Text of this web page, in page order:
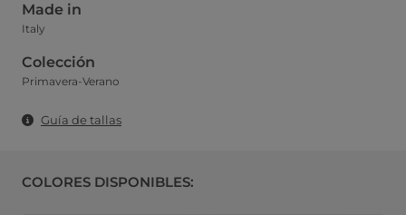
Made in
Italy
Colección
Primavera-Verano
Guía de tallas
COLORES DISPONIBLES: